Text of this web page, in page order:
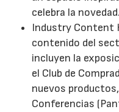
celebra la novedad.
Industry Content
contenido del
incluyen la
el Club de
nuevos
Conferencias